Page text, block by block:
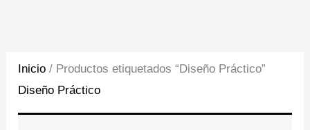
Inicio / Productos etiquetados “Diseño Práctico”
Diseño Práctico